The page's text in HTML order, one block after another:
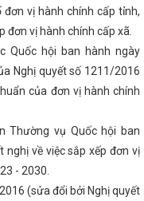
tịch Quốc hội Vương
bộ tỉnh Hà Tĩnh công bố
KỸ THUẬT AN TOÀN
thời gian đại hội Đảng
được ban hành trước khi
2024
Costa Rica
trường
Sở Thông tin
của văn phòng cấp ủy
Doanh nghiệp Hà Tĩnh
họp chuẩn bị tiếp nhận
Coi công tác phụ nữ và
ĐỘNG CÔNG THƯƠNG
người tiêu dùng Việt
vị hành chính cấp tỉnh,
đơn vị hành chính cấp xã.
Quốc hội ban hành ngày
Nghị quyết số 1211/2016
của đơn vị hành chính
Thường vụ Quốc hội ban
nghị về việc sắp xếp đơn vị
- 2030.
(sửa đổi bởi Nghị quyết